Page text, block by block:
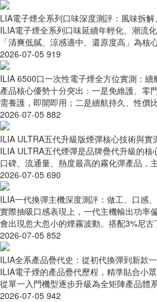
LIA電子煙全系列口味深度測評：風味拆
ILIA電子煙全系列口味延續年輕化、潮流
「清爽低膩、涼感適中、還原度高」為核
2026-07-05 919
ILIA 6500口一次性電子煙全方位實測：
產品核心優勢十分突出：一是免維護、零
需養護，即開即用；二是續航持久、性價
2026-07-05 882
ILIA ULTRA五代升級版煙彈核心技術與實
ILIA ULTRA五代煙彈是品牌疊代升級的
口碑、流通量、熱度最高的霧化彈產品，
2026-07-05 690
ILIA一代換彈主機深度測評：做工、口感
實際抽吸口感表現上，一代主機輸出功率
會出現忽大忽小的煙霧波動。搭配3%尼
2026-07-05 852
ILIA全系產品疊代史：從初代換彈到新款
ILIA電子煙的產品疊代歷程，精準貼合小
從單一入門機型逐步升級為全矩陣產品體
2026-07-05 942